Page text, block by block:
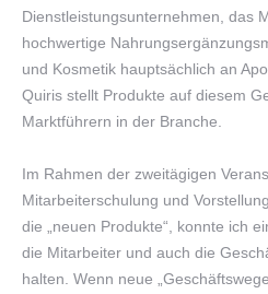
Dienstleistungsunternehmen, das
hochwertige
und Kosmetik hauptsächlich an
Quiris stellt Produkte auf diesem
Marktführern in der Branche.
Im Rahmen der zweitägigen
Mitarbeiterschulung und
die „neuen Produkte“, konnte ich
die Mitarbeiter und auch die
halten. Wenn neue